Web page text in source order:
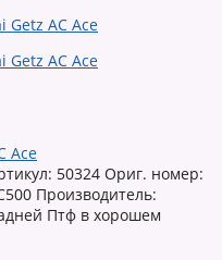
Ace
50324 Ориг. номер:
Производитель:
Птф в хорошем